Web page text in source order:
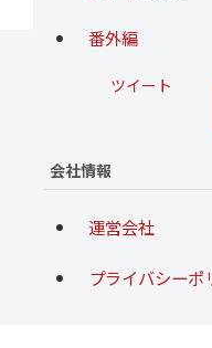
番外編
ツイート
会社情報
運営会社
プライバシーポ